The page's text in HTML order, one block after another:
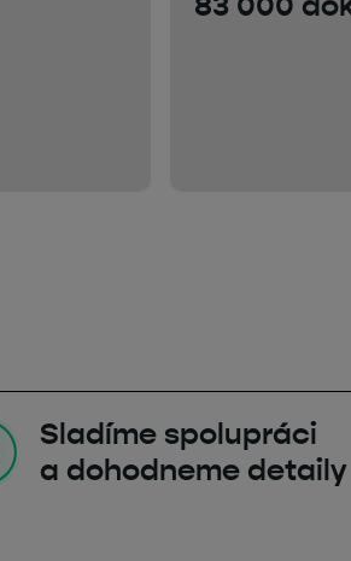
Sladíme spolupráci
a dohodneme detaily